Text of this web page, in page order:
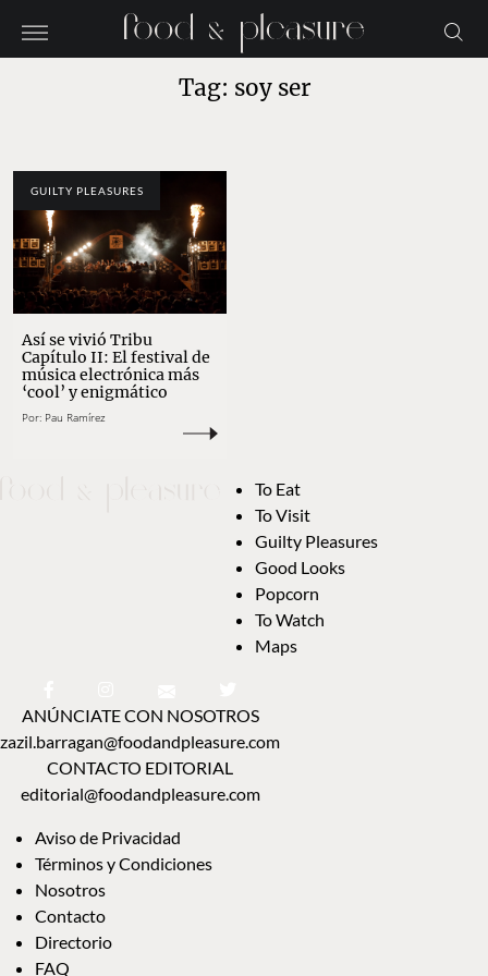
Tag: soy ser
GUILTY PLEASURES
Así se vivió Tribu
Capítulo II: El festival de
música electrónica más
‘cool’ y enigmático
Por: Pau Ramírez
To Eat
To Visit
Guilty Pleasures
Good Looks
Popcorn
To Watch
Maps
ANÚNCIATE CON NOSOTROS
zazil.barragan@foodandpleasure.com
CONTACTO EDITORIAL
editorial@foodandpleasure.com
Aviso de Privacidad
Términos y Condiciones
Nosotros
Contacto
Directorio
FAQ